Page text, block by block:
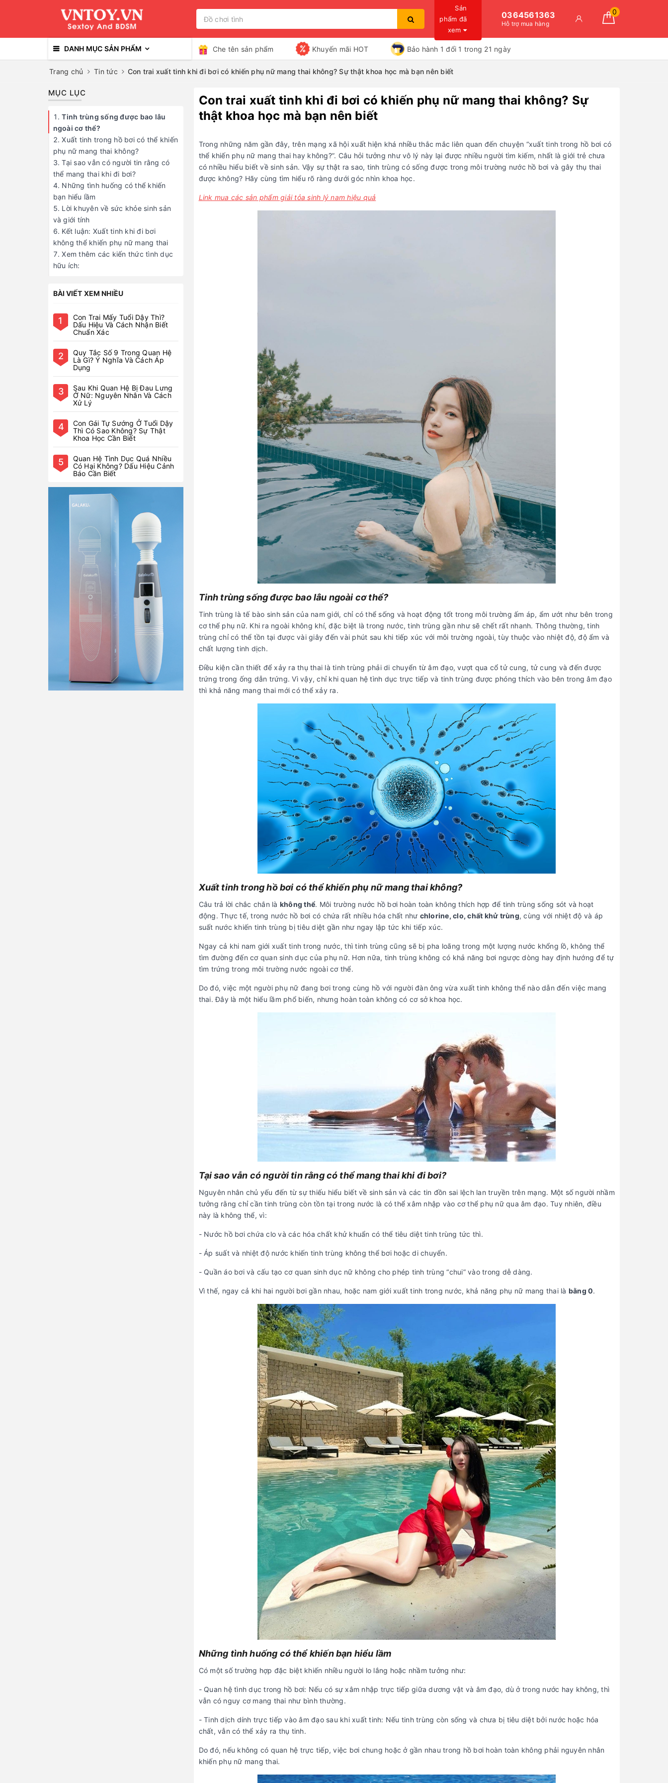
Sản
phẩm đã
xem
Bạn chưa xem sản phẩm nào
0364561363
Hỗ trợ mua hàng
0
DANH MỤC SẢN PHẨM Che tên sản phẩm Khuyến mãi HOT Bảo hành 1 đổi 1 trong 21 ngày
Trang chủ Tin tức Con trai xuất tinh khi đi bơi có khiến phụ nữ mang thai không? Sự thật khoa học mà bạn nên biết
Con trai xuất tinh khi đi bơi có khiến phụ nữ mang thai không? Sự
thật khoa học mà bạn nên biết
Trong những năm gần đây, trên mạng xã hội xuất hiện khá nhiều thắc mắc liên quan đến chuyện “xuất tinh trong hồ bơi có
thể khiến phụ nữ mang thai hay không?”. Câu hỏi tưởng như vô lý này lại được nhiều người tìm kiếm, nhất là giới trẻ chưa
có nhiều hiểu biết về sinh sản. Vậy sự thật ra sao, tinh trùng có sống được trong môi trường nước hồ bơi và gây thụ thai
được không? Hãy cùng tìm hiểu rõ ràng dưới góc nhìn khoa học.
Link mua các sản phẩm giải tỏa sinh lý nam hiệu quả
Tinh trùng sống được bao lâu ngoài cơ thể?
Tinh trùng là tế bào sinh sản của nam giới, chỉ có thể sống và hoạt động tốt trong môi trường ấm áp, ẩm ướt như bên trong
cơ thể phụ nữ. Khi ra ngoài không khí, đặc biệt là trong nước, tinh trùng gần như sẽ chết rất nhanh. Thông thường, tinh
trùng chỉ có thể tồn tại được vài giây đến vài phút sau khi tiếp xúc với môi trường ngoài, tùy thuộc vào nhiệt độ, độ ẩm và
chất lượng tinh dịch.
Điều kiện cần thiết để xảy ra thụ thai là tinh trùng phải di chuyển từ âm đạo, vượt qua cổ tử cung, tử cung và đến được
trứng trong ống dẫn trứng. Vì vậy, chỉ khi quan hệ tình dục trực tiếp và tinh trùng được phóng thích vào bên trong âm đạo
thì khả năng mang thai mới có thể xảy ra.
Xuất tinh trong hồ bơi có thể khiến phụ nữ mang thai không?
Câu trả lời chắc chắn là không thể. Môi trường nước hồ bơi hoàn toàn không thích hợp để tinh trùng sống sót và hoạt
động. Thực tế, trong nước hồ bơi có chứa rất nhiều hóa chất như chlorine, clo, chất khử trùng, cùng với nhiệt độ và áp
suất nước khiến tinh trùng bị tiêu diệt gần như ngay lập tức khi tiếp xúc.
Ngay cả khi nam giới xuất tinh trong nước, thì tinh trùng cũng sẽ bị pha loãng trong một lượng nước khổng lồ, không thể
tìm đường đến cơ quan sinh dục của phụ nữ. Hơn nữa, tinh trùng không có khả năng bơi ngược dòng hay định hướng để tự
tìm trứng trong môi trường nước ngoài cơ thể.
Do đó, việc một người phụ nữ đang bơi trong cùng hồ với người đàn ông vừa xuất tinh không thể nào dẫn đến việc mang
thai. Đây là một hiểu lầm phổ biến, nhưng hoàn toàn không có cơ sở khoa học.
Tại sao vẫn có người tin rằng có thể mang thai khi đi bơi?
Nguyên nhân chủ yếu đến từ sự thiếu hiểu biết về sinh sản và các tin đồn sai lệch lan truyền trên mạng. Một số người nhầm
tưởng rằng chỉ cần tinh trùng còn tồn tại trong nước là có thể xâm nhập vào cơ thể phụ nữ qua âm đạo. Tuy nhiên, điều
này là không thể, vì:
- Nước hồ bơi chứa clo và các hóa chất khử khuẩn có thể tiêu diệt tinh trùng tức thì.
- Áp suất và nhiệt độ nước khiến tinh trùng không thể bơi hoặc di chuyển.
- Quần áo bơi và cấu tạo cơ quan sinh dục nữ không cho phép tinh trùng “chui” vào trong dễ dàng.
Vì thế, ngay cả khi hai người bơi gần nhau, hoặc nam giới xuất tinh trong nước, khả năng phụ nữ mang thai là bằng 0.
Những tình huống có thể khiến bạn hiểu lầm
Có một số trường hợp đặc biệt khiến nhiều người lo lắng hoặc nhầm tưởng như:
- Quan hệ tình dục trong hồ bơi: Nếu có sự xâm nhập trực tiếp giữa dương vật và âm đạo, dù ở trong nước hay không, thì
vẫn có nguy cơ mang thai như bình thường.
- Tinh dịch dính trực tiếp vào âm đạo sau khi xuất tinh: Nếu tinh trùng còn sống và chưa bị tiêu diệt bởi nước hoặc hóa
chất, vẫn có thể xảy ra thụ tinh.
Do đó, nếu không có quan hệ trực tiếp, việc bơi chung hoặc ở gần nhau trong hồ bơi hoàn toàn không phải nguyên nhân
khiến phụ nữ mang thai.
MỤC LỤC
Tinh trùng sống được bao lâu
ngoài cơ thể?
Xuất tinh trong hồ bơi có thể khiến
phụ nữ mang thai không?
Tại sao vẫn có người tin rằng có
thể mang thai khi đi bơi?
Những tình huống có thể khiến
bạn hiểu lầm
Lời khuyên về sức khỏe sinh sản
và giới tính
Kết luận: Xuất tinh khi đi bơi
không thể khiến phụ nữ mang thai
Xem thêm các kiến thức tình dục
hữu ích:
BÀI VIẾT XEM NHIỀU
1
Con Trai Mấy Tuổi Dậy Thì?
Dấu Hiệu Và Cách Nhận Biết
Chuẩn Xác
2
Quy Tắc Số 9 Trong Quan Hệ
Là Gì? Ý Nghĩa Và Cách Áp
Dụng
3
Sau Khi Quan Hệ Bị Đau Lưng
Ở Nữ: Nguyên Nhân Và Cách
Xử Lý
4
Con Gái Tự Sướng Ở Tuổi Dậy
Thì Có Sao Không? Sự Thật
Khoa Học Cần Biết
5
Quan Hệ Tình Dục Quá Nhiều
Có Hại Không? Dấu Hiệu Cảnh
Báo Cần Biết